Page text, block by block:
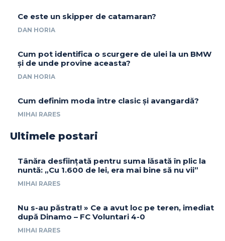
Ce este un skipper de catamaran?
DAN HORIA
Cum pot identifica o scurgere de ulei la un BMW
și de unde provine aceasta?
DAN HORIA
Cum definim moda între clasic și avangardă?
MIHAI RARES
Ultimele postari
Tânăra desființată pentru suma lăsată în plic la
nuntă: „Cu 1.600 de lei, era mai bine să nu vii”
MIHAI RARES
Nu s-au păstrat! » Ce a avut loc pe teren, imediat
după Dinamo – FC Voluntari 4-0
MIHAI RARES